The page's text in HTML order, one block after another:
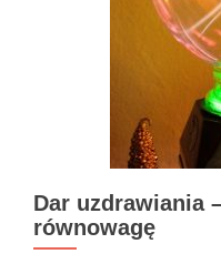
Dar uzdrawiania
równowagę